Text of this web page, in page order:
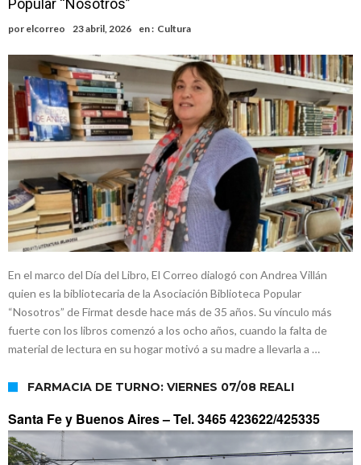
impacto real en la región
Cañada del Ucle se prepara para la 5ª edición de la Expo Dose
Distinguieron a Ramiro Maldonado, el campeón juvenil de malambo
de Los Quirquinchos
Popular “Nosotros”
por elcorreo 23 abril, 2026 en : Cultura
En el marco del Día del Libro, El Correo dialogó con Andrea Villán
quien es la bibliotecaria de la Asociación Biblioteca Popular
“Nosotros” de Firmat desde hace más de 35 años. Su vínculo más
fuerte con los libros comenzó a los ocho años, cuando la falta de
material de lectura en su hogar motivó a su madre a llevarla a …
FARMACIA DE TURNO: VIERNES 07/08 REALI
Santa Fe y Buenos Aires –Tel. 3465 423622/425335